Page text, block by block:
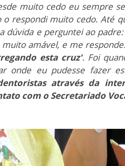
muito cedo eu sempre
o respondi muito cedo. Até
dúvida e perguntei ao padre:
muito amável, e me
esta cruz'. Foi
onde eu pudesse fazer
através da
com o Secretariado